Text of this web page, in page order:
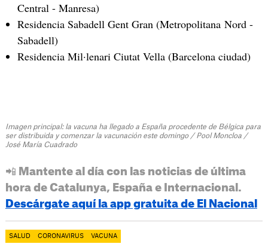
Central - Manresa)
Residencia Sabadell Gent Gran (Metropolitana Nord -
Sabadell)
Residencia Mil·lenari Ciutat Vella (Barcelona ciudad)
Imagen principal: la vacuna ha llegado a España procedente de Bélgica para
ser distribuida y comenzar la vacunación este domingo / Pool Moncloa /
José María Cuadrado
📲 Mantente al día con las noticias de última
hora de Catalunya, España e Internacional.
Descárgate aquí la app gratuita de El Nacional
SALUD CORONAVIRUS VACUNA